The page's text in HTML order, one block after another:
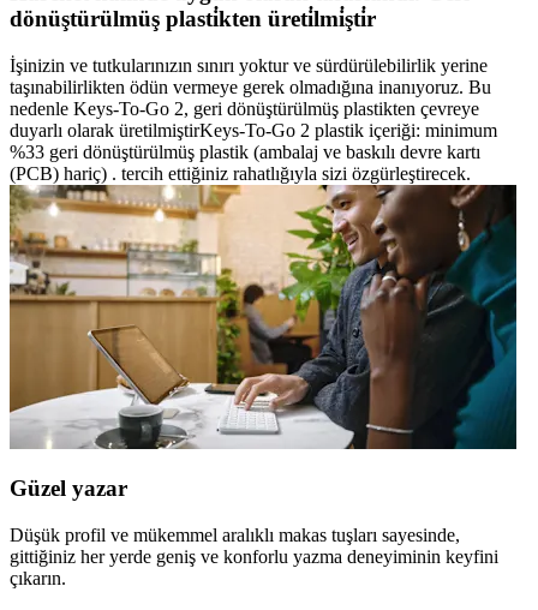
dönüştürülmüş plasti̇kten üreti̇lmi̇şti̇r
İşinizin ve tutkularınızın sınırı yoktur ve sürdürülebilirlik yerine
taşınabilirlikten ödün vermeye gerek olmadığına inanıyoruz. Bu
nedenle Keys-To-Go 2, geri dönüştürülmüş plastikten çevreye
duyarlı olarak üretilmiştirKeys-To-Go 2 plastik içeriği: minimum
%33 geri dönüştürülmüş plastik (ambalaj ve baskılı devre kartı
(PCB) hariç) . tercih ettiğiniz rahatlığıyla sizi özgürleştirecek.
Güzel yazar
Düşük profil ve mükemmel aralıklı makas tuşları sayesinde,
gittiğiniz her yerde geniş ve konforlu yazma deneyiminin keyfini
çıkarın.